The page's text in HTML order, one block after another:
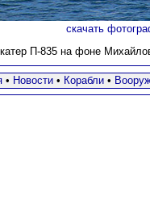
скачать
П-835 на фоне
• Новости• Корабли•